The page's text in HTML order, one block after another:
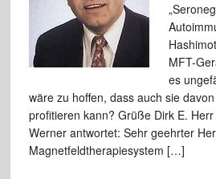
MFT-
es
wäre zu hoffen, dass auch sie
profitieren kann? Grüße Dirk E.
Werner antwortet: Sehr geehrter
Magnetfeldtherapiesystem […]